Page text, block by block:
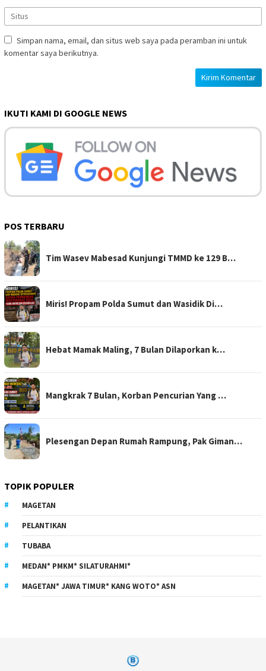
Simpan nama, email, dan situs web saya pada peramban ini untuk
komentar saya berikutnya.
IKUTI KAMI DI GOOGLE NEWS
POS TERBARU
Tim Wasev Mabesad Kunjungi TMMD ke 129 B…
Miris! Propam Polda Sumut dan Wasidik Di…
Hebat Mamak Maling, 7 Bulan Dilaporkan k…
Mangkrak 7 Bulan, Korban Pencurian Yang …
Plesengan Depan Rumah Rampung, Pak Giman…
TOPIK POPULER
MAGETAN
PELANTIKAN
TUBABA
MEDAN* PMKM* SILATURAHMI*
MAGETAN* JAWA TIMUR* KANG WOTO* ASN